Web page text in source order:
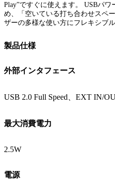
Play”ですぐに使えます。 USBパ
め、「空いている打ち合わせスペ
ザーの多様な使い方にフレキシブ
製品仕様
外部インタフェース
USB 2.0 Full Speed、EXT IN/
最大消費電力
2.5W
電源